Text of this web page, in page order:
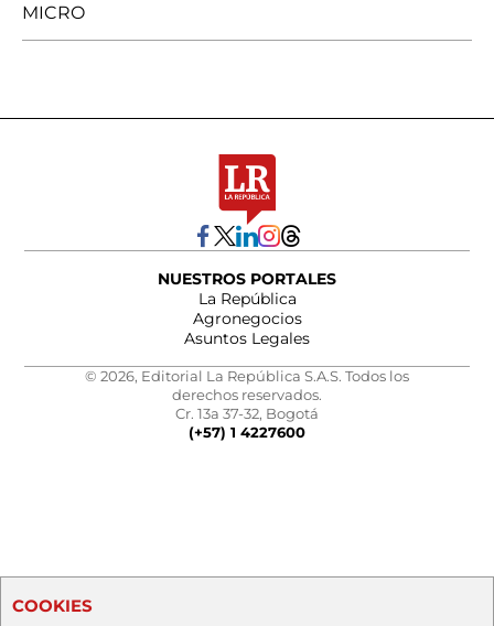
MICRO
NUESTROS PORTALES
La República
Agronegocios
Asuntos Legales
© 2026, Editorial La República S.A.S. Todos los
derechos reservados.
Cr. 13a 37-32, Bogotá
(+57) 1 4227600
COOKIES